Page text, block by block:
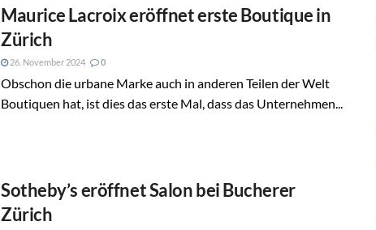
Maurice Lacroix eröffnet erste Boutique in
Zürich
26. November 2024 0
Obschon die urbane Marke auch in anderen Teilen der Welt
Boutiquen hat, ist dies das erste Mal, dass das Unternehmen...
Sotheby’s eröffnet Salon bei Bucherer
Zürich